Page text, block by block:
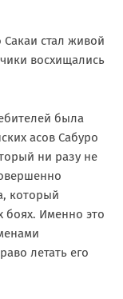
стал живой
восхищались
была
асов Сабуро
ни разу не
который
боях. Именно это
летать его